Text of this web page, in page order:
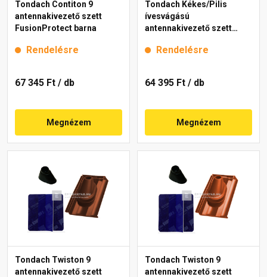
Tondach Contiton 9
antennakivezető szett
FusionProtect barna
Rendelésre
67 345 Ft / db
Megnézem
Tondach Kékes/Pilis
ívesvágású
antennakivezető szett
Rendelésre
64 395 Ft / db
Megnézem
Tondach Twiston 9
antennakivezető szett
Tondach Twiston 9
antennakivezető szett